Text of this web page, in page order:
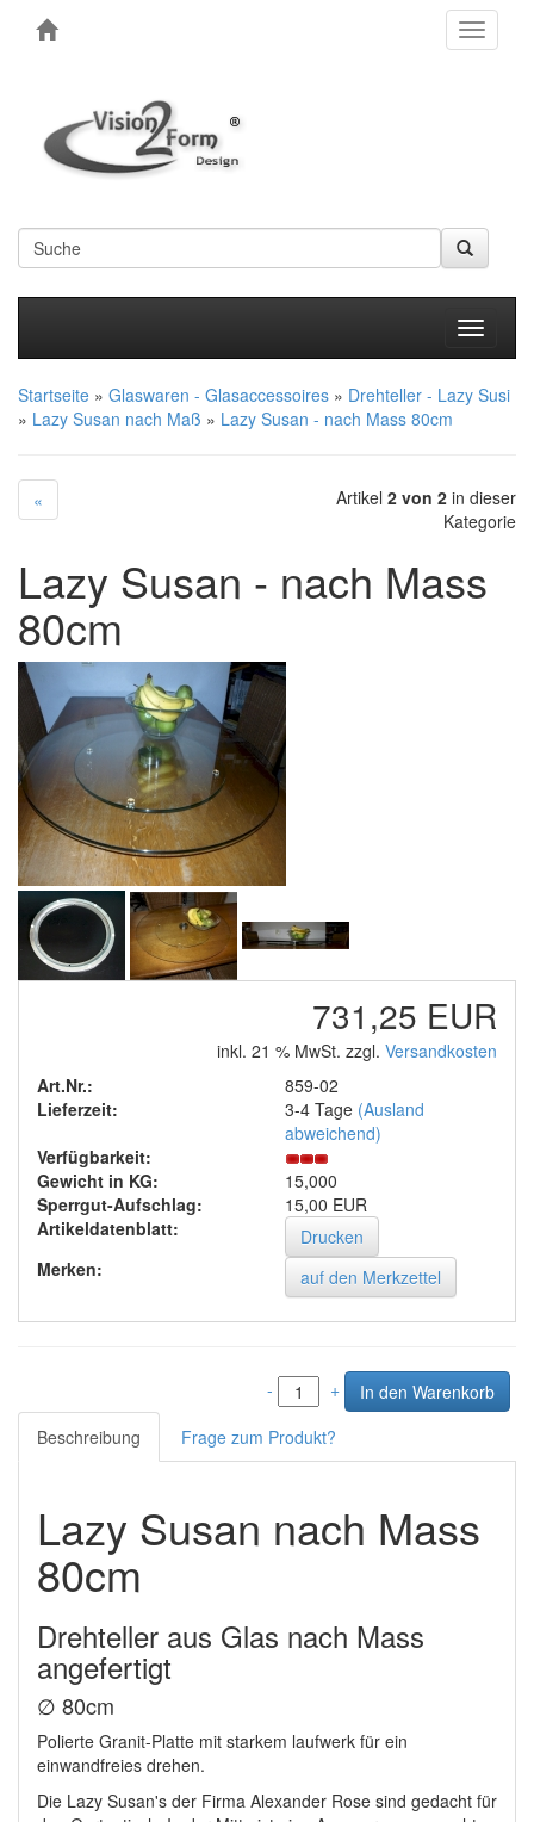
Toggle
Startseite » Glaswaren - Glasaccessoires » Drehteller - Lazy Susi
» Lazy Susan nach Maß » Lazy Susan - nach Mass 80cm
« Artikel 2 von 2 in dieser
Kategorie
Lazy Susan - nach Mass
80cm
731,25 EUR
inkl. 21 % MwSt. zzgl. Versandkosten
Art.Nr.:
859-02
Lieferzeit:
3-4 Tage (Ausland
abweichend)
Verfügbarkeit:
Gewicht in KG:
15,000
Sperrgut-Aufschlag:
15,00 EUR
Artikeldatenblatt:
Drucken
Merken:
- +
Beschreibung Frage zum Produkt?
Lazy Susan nach Mass
80cm
Drehteller aus Glas nach Mass
angefertigt
∅ 80cm
Polierte Granit-Platte mit starkem laufwerk für ein
einwandfreies drehen.
Die Lazy Susan's der Firma Alexander Rose sind gedacht für